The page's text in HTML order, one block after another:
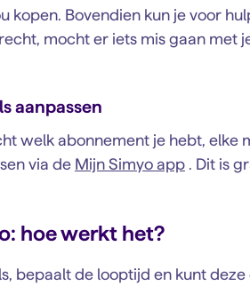
kopen. Bovendien kun je voor
mocht er iets mis gaan met
aanpassen
welk abonnement je hebt, elke
via de Mijn Simyo app . Dit is
hoe werkt het?
bepaalt de looptijd en kunt